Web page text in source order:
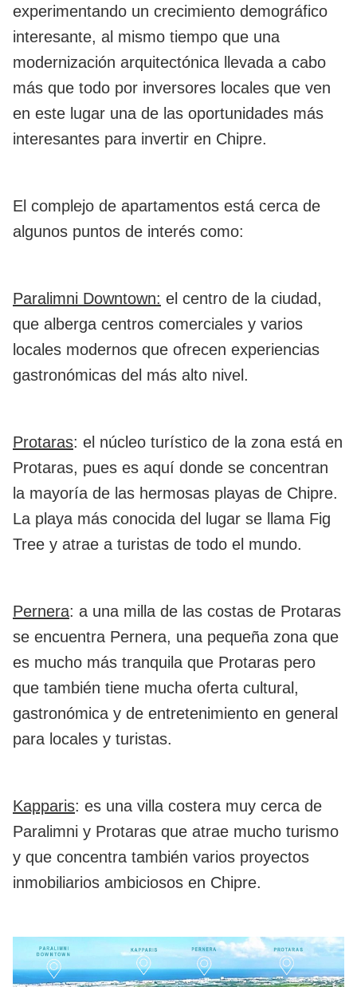
experimentando un crecimiento demográfico
interesante, al mismo tiempo que una
modernización arquitectónica llevada a cabo
más que todo por inversores locales que ven
en este lugar una de las oportunidades más
interesantes para invertir en Chipre.
El complejo de apartamentos está cerca de
algunos puntos de interés como:
Paralimni Downtown: el centro de la ciudad,
que alberga centros comerciales y varios
locales modernos que ofrecen experiencias
gastronómicas del más alto nivel.
Protaras: el núcleo turístico de la zona está en
Protaras, pues es aquí donde se concentran
la mayoría de las hermosas playas de Chipre.
La playa más conocida del lugar se llama Fig
Tree y atrae a turistas de todo el mundo.
Pernera: a una milla de las costas de Protaras
se encuentra Pernera, una pequeña zona que
es mucho más tranquila que Protaras pero
que también tiene mucha oferta cultural,
gastronómica y de entretenimiento en general
para locales y turistas.
Kapparis: es una villa costera muy cerca de
Paralimni y Protaras que atrae mucho turismo
y que concentra también varios proyectos
inmobiliarios ambiciosos en Chipre.